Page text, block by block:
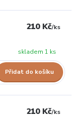
210 Kč/ks
skladem 1 ks
Přidat do košíku
210 Kč/ks